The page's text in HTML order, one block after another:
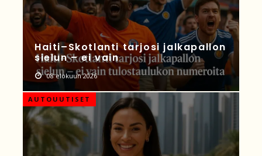
Haiti–Skotlanti tarjosi jalkapallon
sielun – ei vain
08 elokuun 2026
AUTOUUTISET